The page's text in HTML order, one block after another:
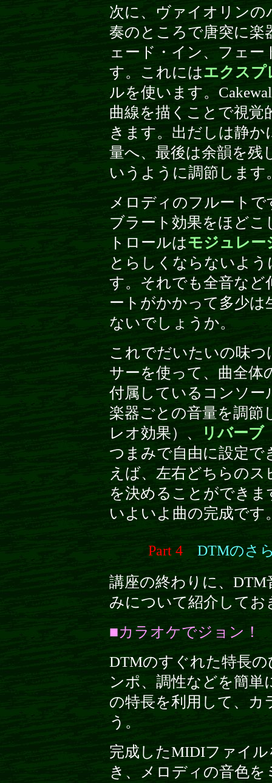
次に、ヴァイオリン
奏のところで唐突に楽
ェード・イン、フェ
す。これにはエクスプ
ルを使います。
曲線を描くことで視覚
きます。出だしは静
量へ、最後は余韻を残
いうように調節します
メロディのフルート
ブラート効果をほど
トロールはモジュレー
とらしくならないよ
す。それでも全音な
ートがかかって多少
ないでしょうか。
これでだいたいの味
サーを使って、曲全体
付属しているコンソ
楽器ごとの音量を調節
レオ効果）、
リバーブ
つまみで自由に設定で
えば、左右どちらの
を決めることができ
いよいよ曲の完成です
Part 4 DTMのさ
講座の終わりに、
みについて紹介して
■カラオケでジョン！
DTMのすぐれた特長
ンポ、調性などを簡
の特長を利用して、
う。
完成したMIDIファイ
き、メロディの音色